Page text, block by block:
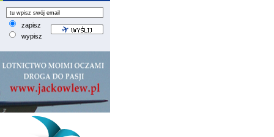
zapisz
wypisz